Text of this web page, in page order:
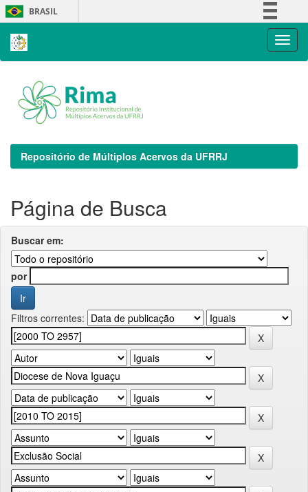
Skip
navigation
BRASIL
Repositório de Múltiplos Acervos da UFRRJ
Página de Busca
Buscar em:
por
Filtros correntes: